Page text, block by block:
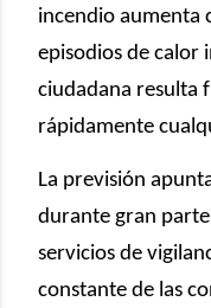
incendio aumenta
episodios de calor
ciudadana resulta
rápidamente
La previsión
durante gran
servicios de
constante de las